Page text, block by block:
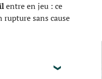
entre en jeu : ce
sans cause